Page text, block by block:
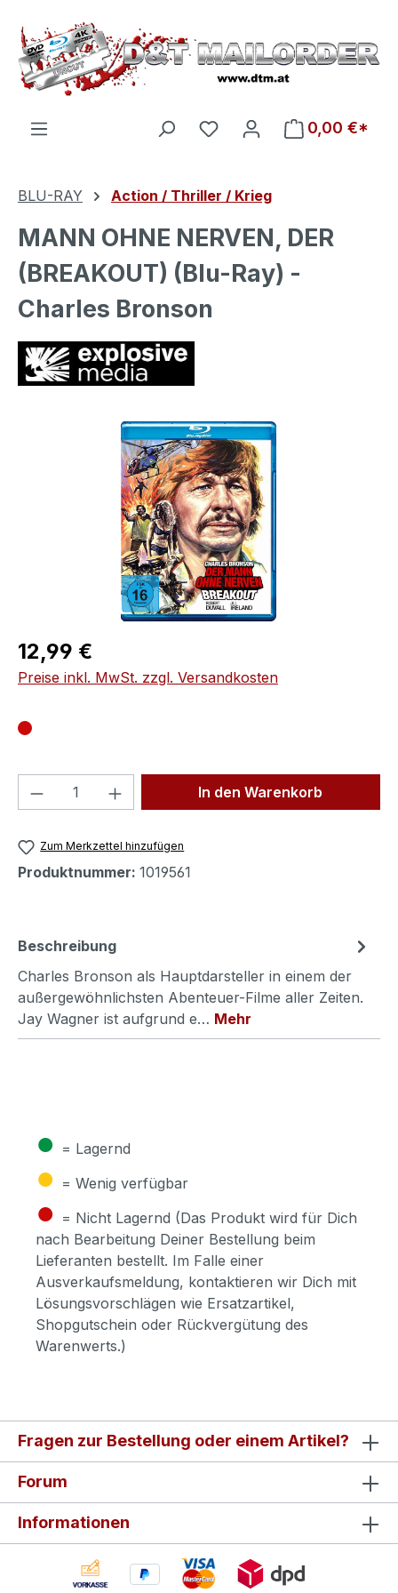
Zum Hauptinhalt springen
Du hast 0 Produkte auf
0,00 €*
BLU-RAY Action / Thriller / Krieg
MANN OHNE NERVEN, DER
(BREAKOUT) (Blu-Ray) -
Charles Bronson
Bildergalerie überspringen
Regulärer Preis:
12,99 €
Preise inkl. MwSt. zzgl. Versandkosten
Produkt Anzahl: Gib denIn den Warenkorb
Zum Merkzettel hinzufügen
Produktnummer: 1019561
Beschreibung
Charles Bronson als Hauptdarsteller in einem der
außergewöhnlichsten Abenteuer-Filme aller Zeiten.
Jay Wagner ist aufgrund e… Mehr
● = Lagernd
● = Wenig verfügbar
● = Nicht Lagernd (Das Produkt wird für Dich
nach Bearbeitung Deiner Bestellung beim
Lieferanten bestellt. Im Falle einer
Ausverkaufsmeldung, kontaktieren wir Dich mit
Lösungsvorschlägen wie Ersatzartikel,
Shopgutschein oder Rückvergütung des
Warenwerts.)
Fragen zur Bestellung oder einem Artikel?
Forum
Informationen